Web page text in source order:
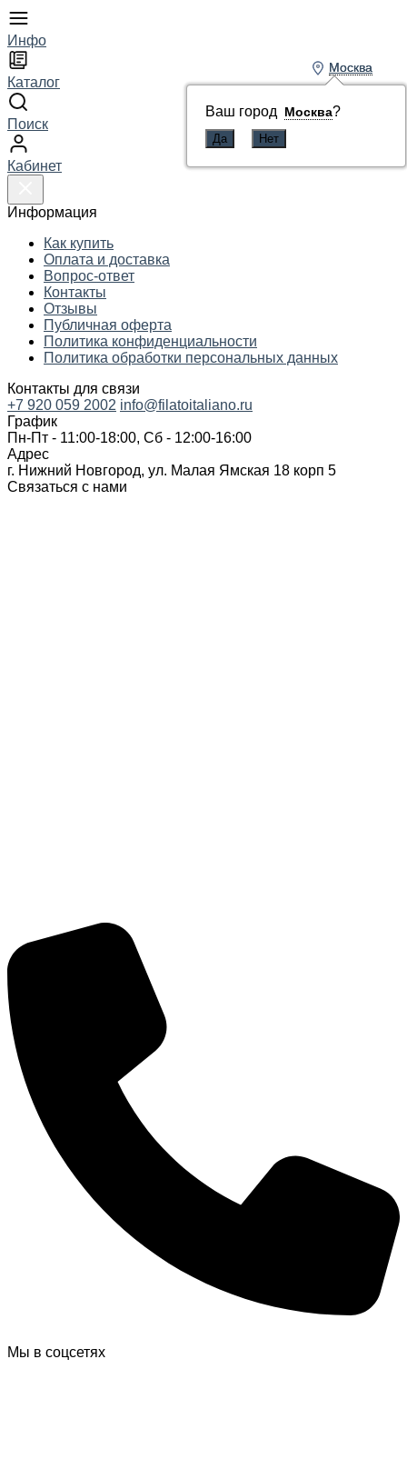
Инфо
Каталог
Поиск
Кабинет
Информация
Как купить
Оплата и доставка
Вопрос-ответ
Контакты
Отзывы
Публичная оферта
Политика конфиденциальности
Политика обработки персональных данных
Контакты для связи
Москва
Ваш город Москва?
+7 920 059 2002 info@filatoitaliano.ru
График
Пн-Пт - 11:00-18:00, Сб - 12:00-16:00
Адрес
г. Нижний Новгород, ул. Малая Ямская 18 корп 5
Связаться с нами
Мы в соцсетях
Москва
Ваш город Москва?